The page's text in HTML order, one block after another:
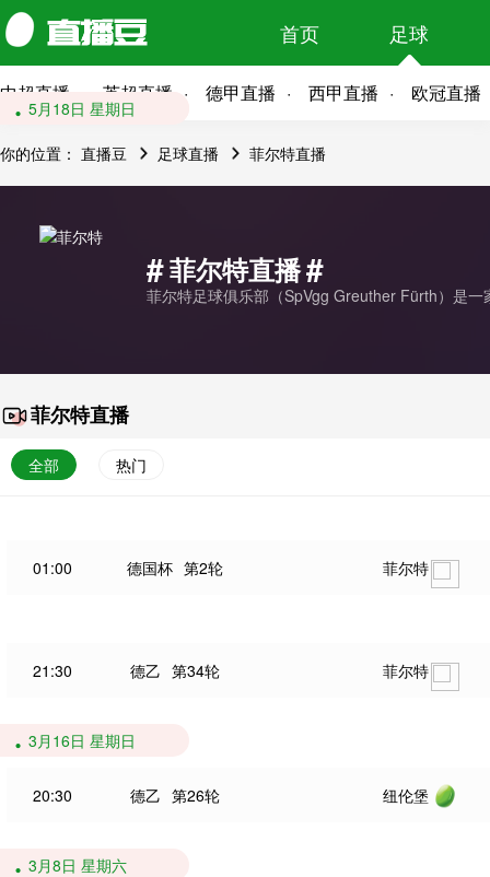
首页 足球
中超直播 英超直播 德甲直播 西甲直播 欧冠直播
你的位置： 直播豆 足球直播 菲尔特直播
#菲尔特直播#
菲尔特足球俱乐部（SpVgg Greuther Fürth）是
菲尔特直播
全部 热门
10月30日 星期四
01:00 德国杯 第2轮 菲尔特
5月18日 星期日
21:30 德乙 第34轮 菲尔特
3月16日 星期日
20:30 德乙 第26轮 纽伦堡
3月8日 星期六